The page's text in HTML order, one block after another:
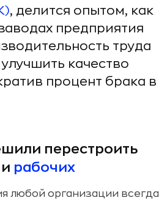
, делится опытом, как
предприятия
труда
качество
процент брака в
перестроить
рабочих
любой организации всегда